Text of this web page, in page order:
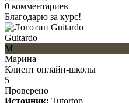
0 комментариев
Благодарю за курс!
Guitardo
М
Марина
Клиент онлайн-школы
5
Проверено
Источник: Tutortop